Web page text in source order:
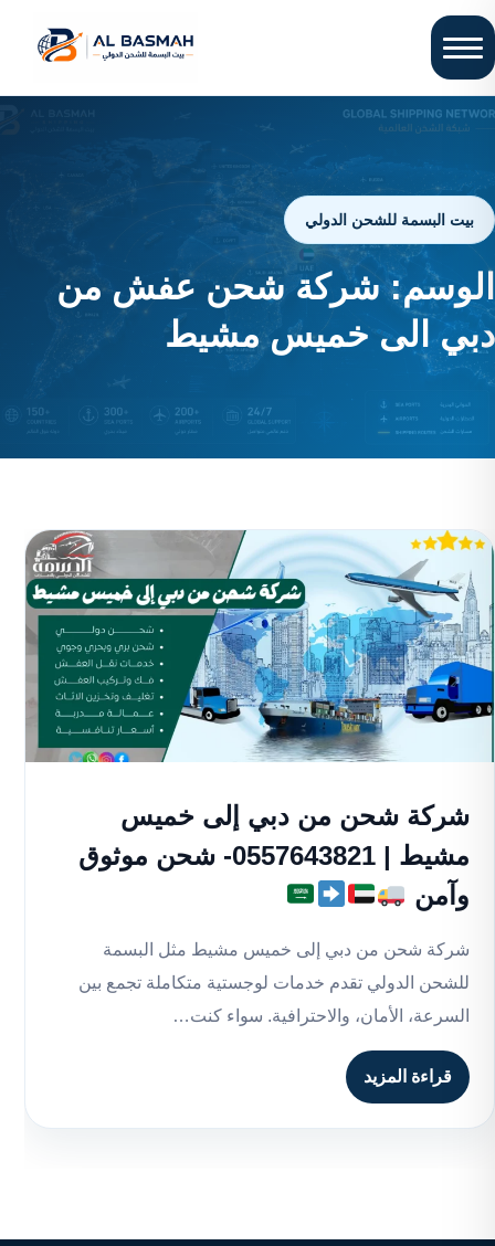
بيت البسمة للشحن الدولي
الوسم:شركة شحن عفش من
دبي الى خميس مشيط
شركة شحن من دبي إلى خميس
مشيط | 0557643821- شحن موثوق
وآمن
شركة شحن من دبي إلى خميس مشيط مثل البسمة
للشحن الدولي تقدم خدمات لوجستية متكاملة تجمع بين
السرعة، الأمان، والاحترافية. سواء كنت…
قراءة المزيد